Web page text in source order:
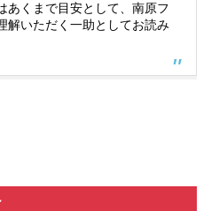
あくまで目安として、南原フ
解いただく一助としてお読み